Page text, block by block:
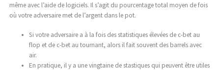
même avec l’aide de logiciels. Il s’agit du pourcentage total moyen de fois
où votre adversaire met de l’argent dans le pot.
Si votre adversaire a à la fois des statistiques élevées de c-bet au
flop et de c-bet au tournant, alors il fait souvent des barrels avec
air.
En pratique, il y a une vingtaine de stastiques qui peuvent être utiles